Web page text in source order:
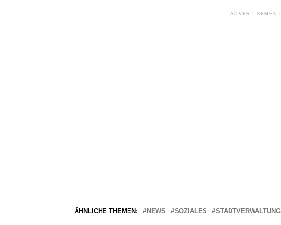
ADVERTISEMENT
ÄHNLICHE THEMEN: NEWS SOZIALES STADTVERWALTUNG